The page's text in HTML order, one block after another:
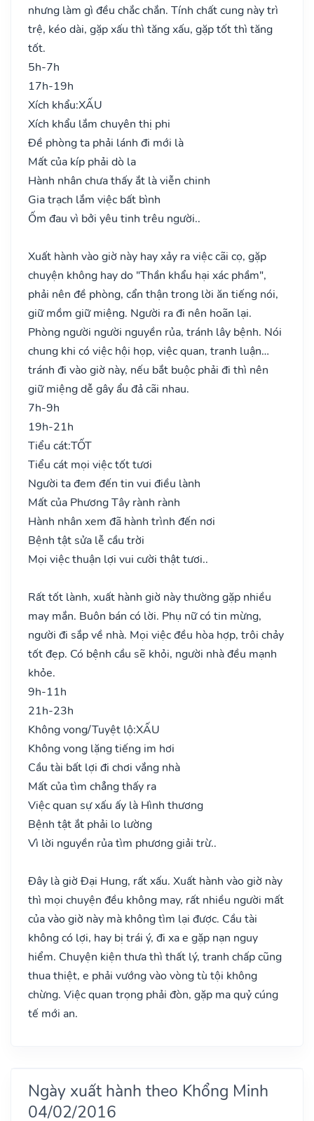
nhưng làm gì đều chắc chắn. Tính chất cung này trì
trệ, kéo dài, gặp xấu thì tăng xấu, gặp tốt thì tăng
tốt.
5h-7h
17h-19h
Xích khẩu:XẤU
Xích khẩu lắm chuyên thị phi
Đề phòng ta phải lánh đi mới là
Mất của kíp phải dò la
Hành nhân chưa thấy ắt là viễn chinh
Gia trạch lắm việc bất bình
Ốm đau vì bởi yêu tinh trêu người..
Xuất hành vào giờ này hay xảy ra việc cãi cọ, gặp
chuyện không hay do "Thần khẩu hại xác phầm",
phải nên đề phòng, cẩn thận trong lời ăn tiếng nói,
giữ mồm giữ miệng. Người ra đi nên hoãn lại.
Phòng người người nguyền rủa, tránh lây bệnh. Nói
chung khi có việc hội họp, việc quan, tranh luận…
tránh đi vào giờ này, nếu bắt buộc phải đi thì nên
giữ miệng dễ gây ẩu đả cãi nhau.
7h-9h
19h-21h
Tiểu cát:TỐT
Tiểu cát mọi việc tốt tươi
Người ta đem đến tin vui điều lành
Mất của Phương Tây rành rành
Hành nhân xem đã hành trình đến nơi
Bệnh tật sửa lễ cầu trời
Mọi việc thuận lợi vui cười thật tươi..
Rất tốt lành, xuất hành giờ này thường gặp nhiều
may mắn. Buôn bán có lời. Phụ nữ có tin mừng,
người đi sắp về nhà. Mọi việc đều hòa hợp, trôi chảy
tốt đẹp. Có bệnh cầu sẽ khỏi, người nhà đều mạnh
khỏe.
9h-11h
21h-23h
Không vong/Tuyệt lộ:XẤU
Không vong lặng tiếng im hơi
Cầu tài bất lợi đi chơi vắng nhà
Mất của tìm chẳng thấy ra
Việc quan sự xấu ấy là Hình thương
Bệnh tật ắt phải lo lường
Vì lời nguyền rủa tìm phương giải trừ..
Đây là giờ Đại Hung, rất xấu. Xuất hành vào giờ này
thì mọi chuyện đều không may, rất nhiều người mất
của vào giờ này mà không tìm lại được. Cầu tài
không có lợi, hay bị trái ý, đi xa e gặp nạn nguy
hiểm. Chuyện kiện thưa thì thất lý, tranh chấp cũng
thua thiệt, e phải vướng vào vòng tù tội không
chừng. Việc quan trọng phải đòn, gặp ma quỷ cúng
tế mới an.
Ngày xuất hành theo Khổng Minh
04/02/2016